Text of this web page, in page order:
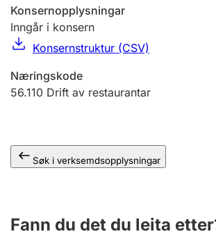
Konsernopplysningar
Inngår i konsern
Konsernstruktur (CSV)
Næringskode
56.110 Drift av restaurantar
Søk i verksemdsopplysningar
Fann du det du leita